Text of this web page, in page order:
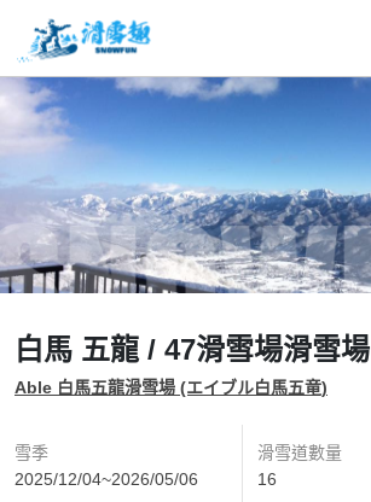
白馬 五龍 / 47滑雪場滑雪場
Able 白馬五龍滑雪場 (エイブル白馬五竜)
雪季
2025/12/04~2026/05/06
滑雪道數量
16